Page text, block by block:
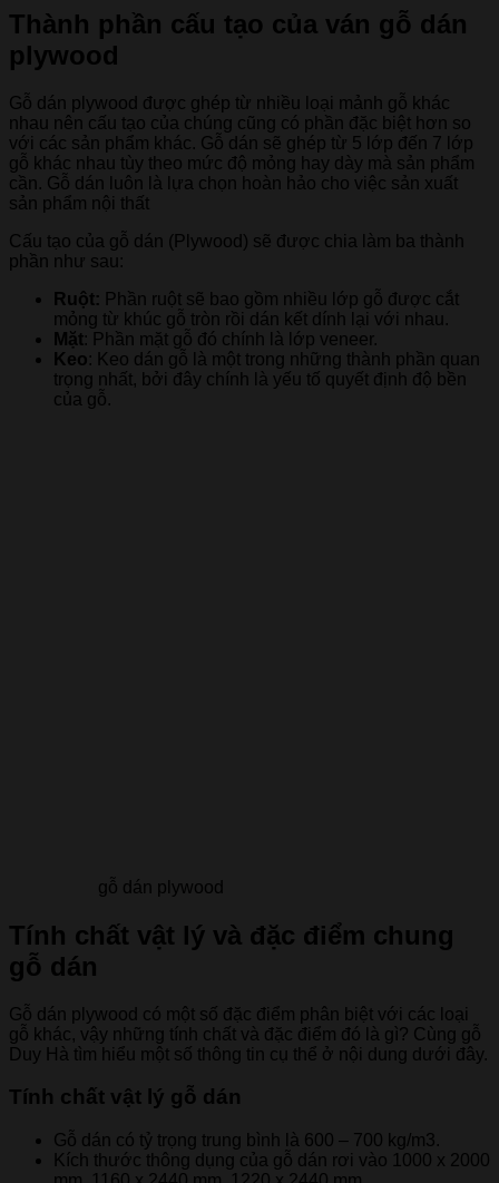
Thành phần cấu tạo của ván gỗ dán
plywood
Gỗ dán plywood được ghép từ nhiều loại mảnh gỗ khác
nhau nên cấu tạo của chúng cũng có phần đặc biệt hơn so
với các sản phẩm khác. Gỗ dán sẽ ghép từ 5 lớp đến 7 lớp
gỗ khác nhau tùy theo mức độ mỏng hay dày mà sản phẩm
cần. Gỗ dán luôn là lựa chọn hoàn hảo cho việc sản xuất
sản phẩm nội thất
Cấu tạo của gỗ dán (Plywood) sẽ được chia làm ba thành
phần như sau:
Ruột: Phần ruột sẽ bao gồm nhiều lớp gỗ được cắt
mỏng từ khúc gỗ tròn rồi dán kết dính lại với nhau.
Mặt: Phần mặt gỗ đó chính là lớp veneer.
Keo: Keo dán gỗ là một trong những thành phần quan
trọng nhất, bởi đây chính là yếu tố quyết định độ bền
của gỗ.
gỗ dán plywood
Tính chất vật lý và đặc điểm chung
gỗ dán
Gỗ dán plywood có một số đặc điểm phân biệt với các loại
gỗ khác, vậy những tính chất và đặc điểm đó là gì? Cùng gỗ
Duy Hà tìm hiểu một số thông tin cụ thể ở nội dung dưới đây.
Tính chất vật lý gỗ dán
Gỗ dán có tỷ trọng trung bình là 600 – 700 kg/m3.
Kích thước thông dụng của gỗ dán rơi vào 1000 x 2000